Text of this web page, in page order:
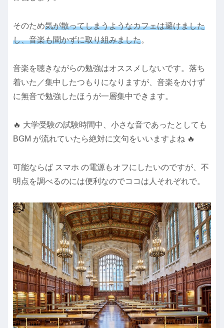
そのため気が散ってしまうようなカフェは避けました
し、音楽も聞かずに取り組みました。
音楽を聴きながらの勉強はオススメしないです。落ち
着いた／集中したつもりになりますが、音楽をかけず
に無音で勉強したほうが一層集中できます。
🔥 大学受験の試験時間中、小さな音であったとしても
BGM が流れていたら絶対に文句をいいますよね 🔥
可能ならば スマホ の電源もオフにしたいのですが、不
明点を調べるのには便利なのでココは人それぞれで。